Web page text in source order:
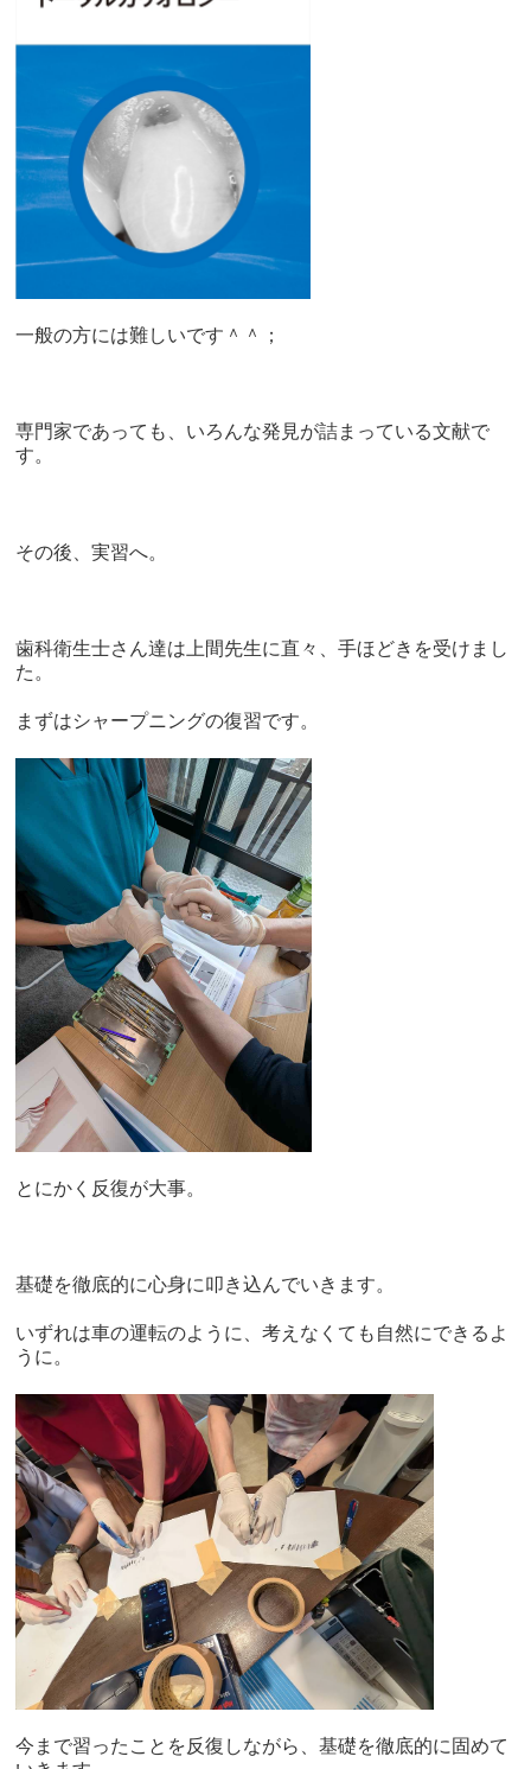
一般の方には難しいです＾＾；
専門家であっても、いろんな発見が詰まっている文献で
す。
その後、実習へ。
歯科衛生士さん達は上間先生に直々、手ほどきを受けまし
た。
まずはシャープニングの復習です。
とにかく反復が大事。
基礎を徹底的に心身に叩き込んでいきます。
いずれは車の運転のように、考えなくても自然にできるよ
うに。
今まで習ったことを反復しながら、基礎を徹底的に固めて